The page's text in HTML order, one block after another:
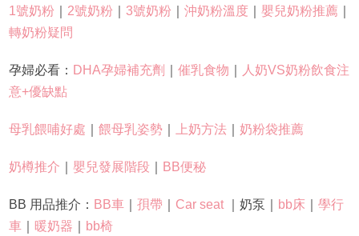
1號奶粉 2號奶粉 3號奶粉 沖奶粉溫度｜ 嬰兒奶粉推薦
轉奶粉疑問
孕婦必看： DHA孕婦補充劑 催乳食物
人奶VS奶粉飲食注
意+優缺點
母乳餵哺好處 餵母乳姿勢 上奶方法｜ 奶粉袋推薦
奶樽推介 嬰兒發展階段｜ BB便秘
BB 用品推介： BB車｜ 孭帶 Car seat｜奶泵｜ bb床
學行
車｜ 暖奶器 bb椅